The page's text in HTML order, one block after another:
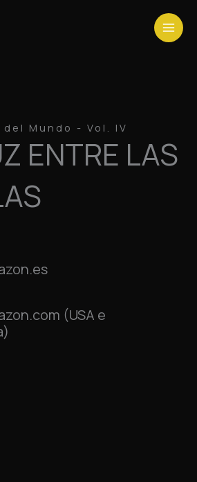
Mundo - Vol. IV
ENTRE LAS
(USA e